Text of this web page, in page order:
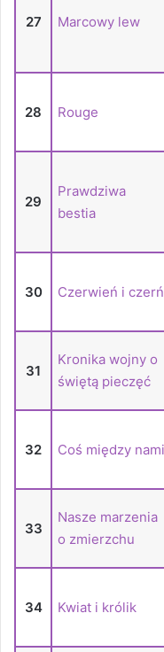
27 Marcowy lew
28 Rouge
29
Prawdziwa
bestia
30 Czerwień i czerń
31
Kronika wojny o
świętą pieczęć
32 Coś między nami
33
Nasze marzenia
o zmierzchu
34 Kwiat i królik